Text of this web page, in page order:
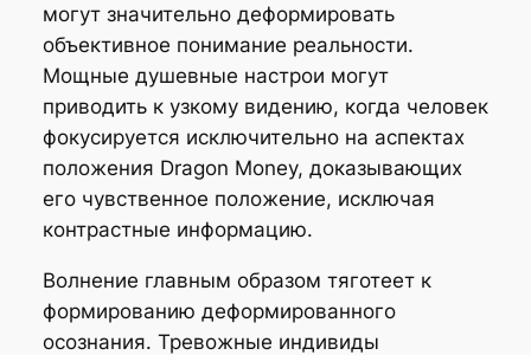
могут значительно деформировать
объективное понимание реальности.
Мощные душевные настрои могут
приводить к узкому видению, когда человек
фокусируется исключительно на аспектах
положения Dragon Money, доказывающих
его чувственное положение, исключая
контрастные информацию.
Волнение главным образом тяготеет к
формированию деформированного
осознания. Тревожные индивиды